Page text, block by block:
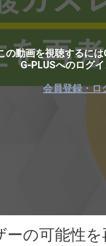
の動画を視聴するには
G-PLUSへのログ
会員登録・ロ
の可能性を